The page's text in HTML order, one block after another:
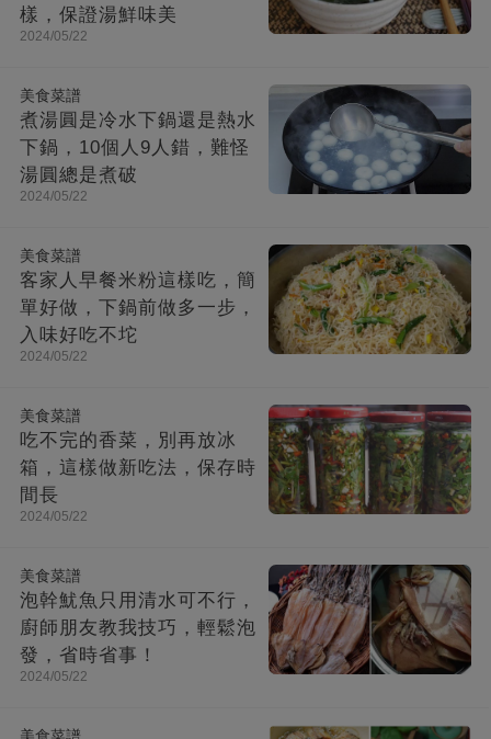
樣，保證湯鮮味美
2024/05/22
美食菜譜
煮湯圓是冷水下鍋還是熱水
下鍋，10個人9人錯，難怪
湯圓總是煮破
2024/05/22
美食菜譜
客家人早餐米粉這樣吃，簡
單好做，下鍋前做多一步，
入味好吃不坨
2024/05/22
美食菜譜
吃不完的香菜，別再放冰
箱，這樣做新吃法，保存時
間長
2024/05/22
美食菜譜
泡幹魷魚只用清水可不行，
廚師朋友教我技巧，輕鬆泡
發，省時省事！
2024/05/22